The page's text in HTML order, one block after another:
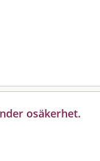
osäkerhet.